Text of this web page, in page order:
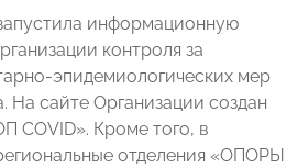
информационную
контроля за
эпидемиологических мер
На сайте Организации создан
COVID». Кроме того, в
отделения «ОПОРЫ